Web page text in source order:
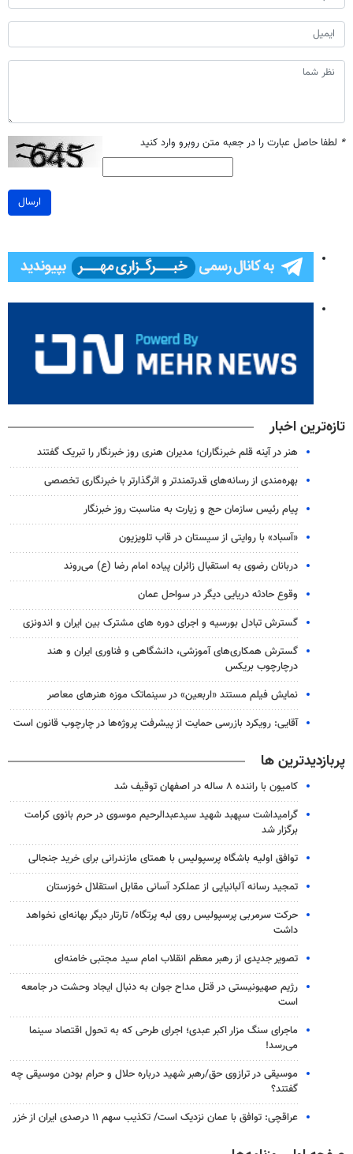
* لطفا حاصل عبارت را در جعبه متن روبرو وارد کنید
ارسال
تازه‌ترین اخبار
هنر در آینه قلم خبرنگاران؛ مدیران هنری روز خبرنگار را تبریک گفتند
بهره‌مندی از رسانه‌های قدرتمندتر و اثرگذارتر با خبرنگاری تخصصی
پیام رئیس سازمان حج و زیارت به مناسبت روز خبرنگار
«آسباد» با روایتی از سیستان در قاب تلویزیون
دربانان رضوی به استقبال زائران پیاده امام رضا (ع) می‌روند
وقوع حادثه دریایی دیگر در سواحل عمان
گسترش تبادل بورسیه و اجرای دوره های مشترک بین ایران و اندونزی
گسترش همکاری‌های آموزشی، دانشگاهی و فناوری ایران و هند
درچارچوب بریکس
نمایش فیلم مستند «اربعین» در سینماتک موزه هنرهای معاصر
آقایی: رویکرد بازرسی حمایت از پیشرفت پروژه‌ها در چارچوب قانون است
پربازدیدترین ها
کامیون با راننده ۸ ساله در اصفهان توقیف شد
گرامیداشت سپهبد شهید سیدعبدالرحیم موسوی در حرم بانوی کرامت
برگزار شد
توافق اولیه باشگاه پرسپولیس با همتای مازندرانی برای خرید جنجالی
تمجید رسانه آلبانیایی از عملکرد آسانی مقابل استقلال خوزستان
حرکت سرمربی پرسپولیس روی لبه پرتگاه/ تارتار دیگر بهانه‌ای نخواهد
داشت
تصویر جدیدی از رهبر معظم انقلاب امام سید مجتبی خامنه‌ای
رژیم صهیونیستی در قتل مداح جوان به دنبال ایجاد وحشت در جامعه
است
ماجرای سنگ مزار اکبر عبدی؛ اجرای طرحی که به تحول اقتصاد سینما
می‌رسد!
موسیقی در ترازوی حق/رهبر شهید درباره حلال و حرام بودن موسیقی چه
گفتند؟
عراقچی: توافق با عمان نزدیک است/ تکذیب سهم ۱۱ درصدی ایران از خزر